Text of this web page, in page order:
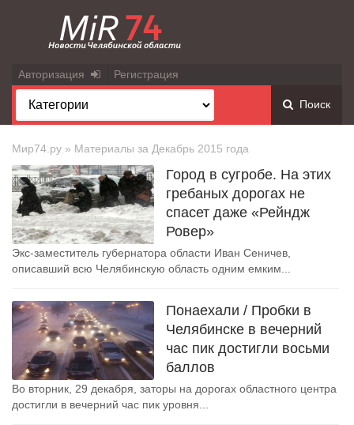
Авторизация Регистрация
Поиск
Мир74.ру » Материалы за Декабрь 2015 года
Город в сугробе. На этих
гребаных дорогах не
спасет даже «Рейндж
Ровер»
Экс-заместитель губернатора области Иван Сеничев,
описавший всю Челябинскую область одним емким...
Понаехали / Пробки в
Челябинске в вечерний
час пик достигли восьми
баллов
Во вторник, 29 декабря, заторы на дорогах областного центра
достигли в вечерний час пик уровня...